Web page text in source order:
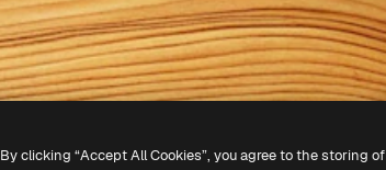
By clicking “Accept All Cookies”, you agree to the storing